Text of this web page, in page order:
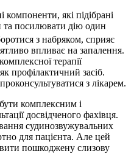
які підібрані
посилювати дію один
з набряком, сприяє
впливає на запалення.
терапії
профілактичний засіб.
з лікарем.
комплексним і
досвідченого фахівця.
судинозвужувальних
для пацієнта. Але цей
пошкоджену слизову